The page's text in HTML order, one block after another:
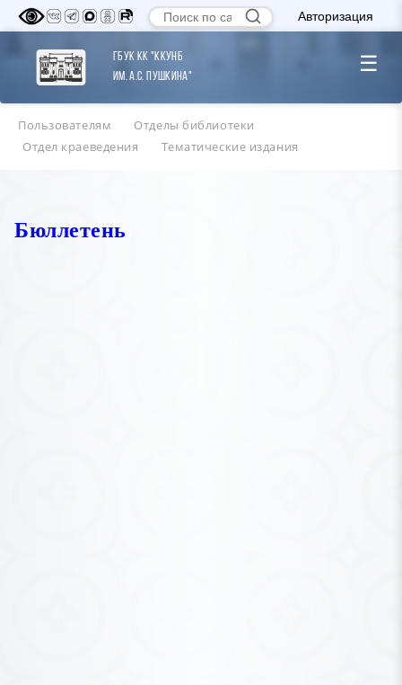
Авторизация
ГБУК КК "ККУНБ
им. А.С. Пушкина"
☰
Пользователям
Отделы библиотеки
Отдел краеведения
Тематические издания
Бюллетень